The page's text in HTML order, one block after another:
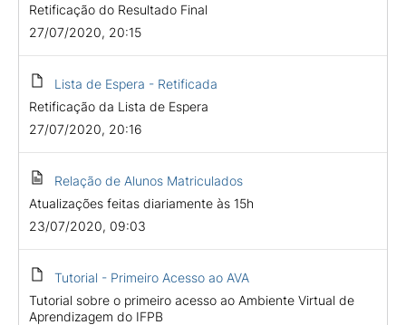
Retificação do Resultado Final
27/07/2020, 20:15
Lista de Espera - Retificada
Retificação da Lista de Espera
27/07/2020, 20:16
Relação de Alunos Matriculados
Atualizações feitas diariamente às 15h
23/07/2020, 09:03
Tutorial - Primeiro Acesso ao AVA
Tutorial sobre o primeiro acesso ao Ambiente Virtual de
Aprendizagem do IFPB